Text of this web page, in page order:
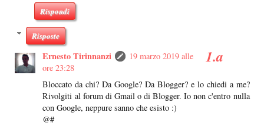
Rispondi
Risposte
Ernesto Tirinnanzi
19 marzo 2019 alle
ore 23:28
Bloccato da chi? Da Google? Da Blogger? e lo chiedi a me?
Rivolgiti al forum di Gmail o di Blogger. Io non c'entro nulla
con Google, neppure sanno che esisto :)
@#